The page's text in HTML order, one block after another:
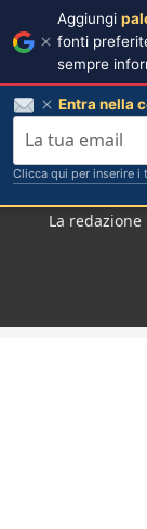
La redazione
Aggiungi
fonti
sempre
Entra nella
Clicca qui per inserire i